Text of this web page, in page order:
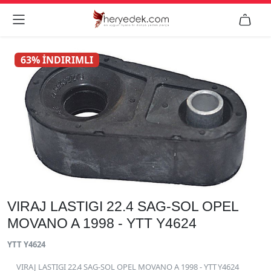
 
63% İNDIRIMLI
VIRAJ LASTIGI 22.4 SAG-SOL OPEL
MOVANO A 1998 - YTT Y4624
YTT Y4624
VIRAJ LASTIGI 22.4 SAG-SOL OPEL MOVANO A 1998 - YTT Y4624